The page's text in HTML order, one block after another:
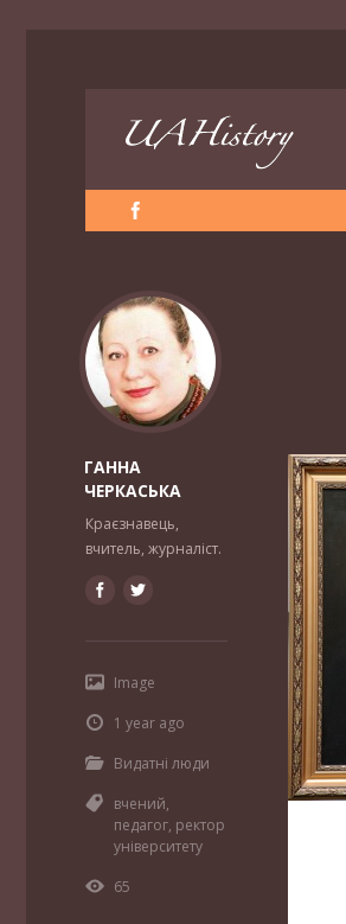
ГАННА
ЧЕРКАСЬКА
Краєзнавець,
вчитель, журналіст.
Image
1 year ago
Видатні люди
вчений,
педагог, ректор
університету
65